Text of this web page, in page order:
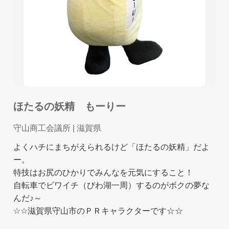
ほたるの妖精 もーりー
守山商工会議所 | 滋賀県
よくハチにまちがえられるけど「ほたるの妖精」だよ
ー。
特技はお尻のひかりでみんなを元気にすること！
自転車でビワイチ（びわ湖一周）するのがボクの夢な
んだ♪～
☆☆滋賀県守山市のＰＲキャラクターです☆☆